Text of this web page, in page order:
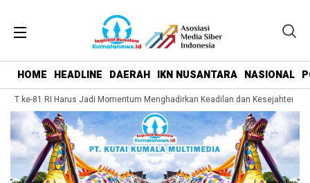
HOME HEADLINE DAERAH IKN NUSANTARA NASIONAL
ke-81 RI Harus Jadi Momentum Menghadirkan Keadilan dan Kesejahteraan